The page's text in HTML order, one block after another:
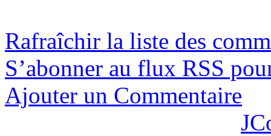
Rafraîchir la liste des
S’abonner au flux RSS
Ajouter un Commentaire